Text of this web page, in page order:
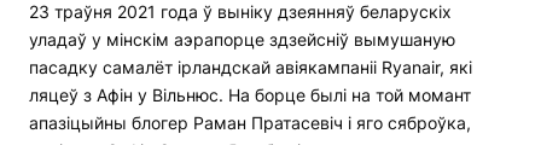
23 траўня 2021 года ў выніку дзеянняў беларускіх
уладаў у мінскім аэрапорце здзейсніў вымушаную
пасадку самалёт ірландскай авіякампаніі Ryanair, які
ляцеў з Афін у Вільнюс. На борце былі на той момант
апазіцыйны блогер Раман Пратасевіч і яго сяброўка,